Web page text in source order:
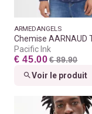
ARMEDANGELS
Chemise AARNAUD
Pacific Ink
€ 45.00 € 89.90
Voir le produit